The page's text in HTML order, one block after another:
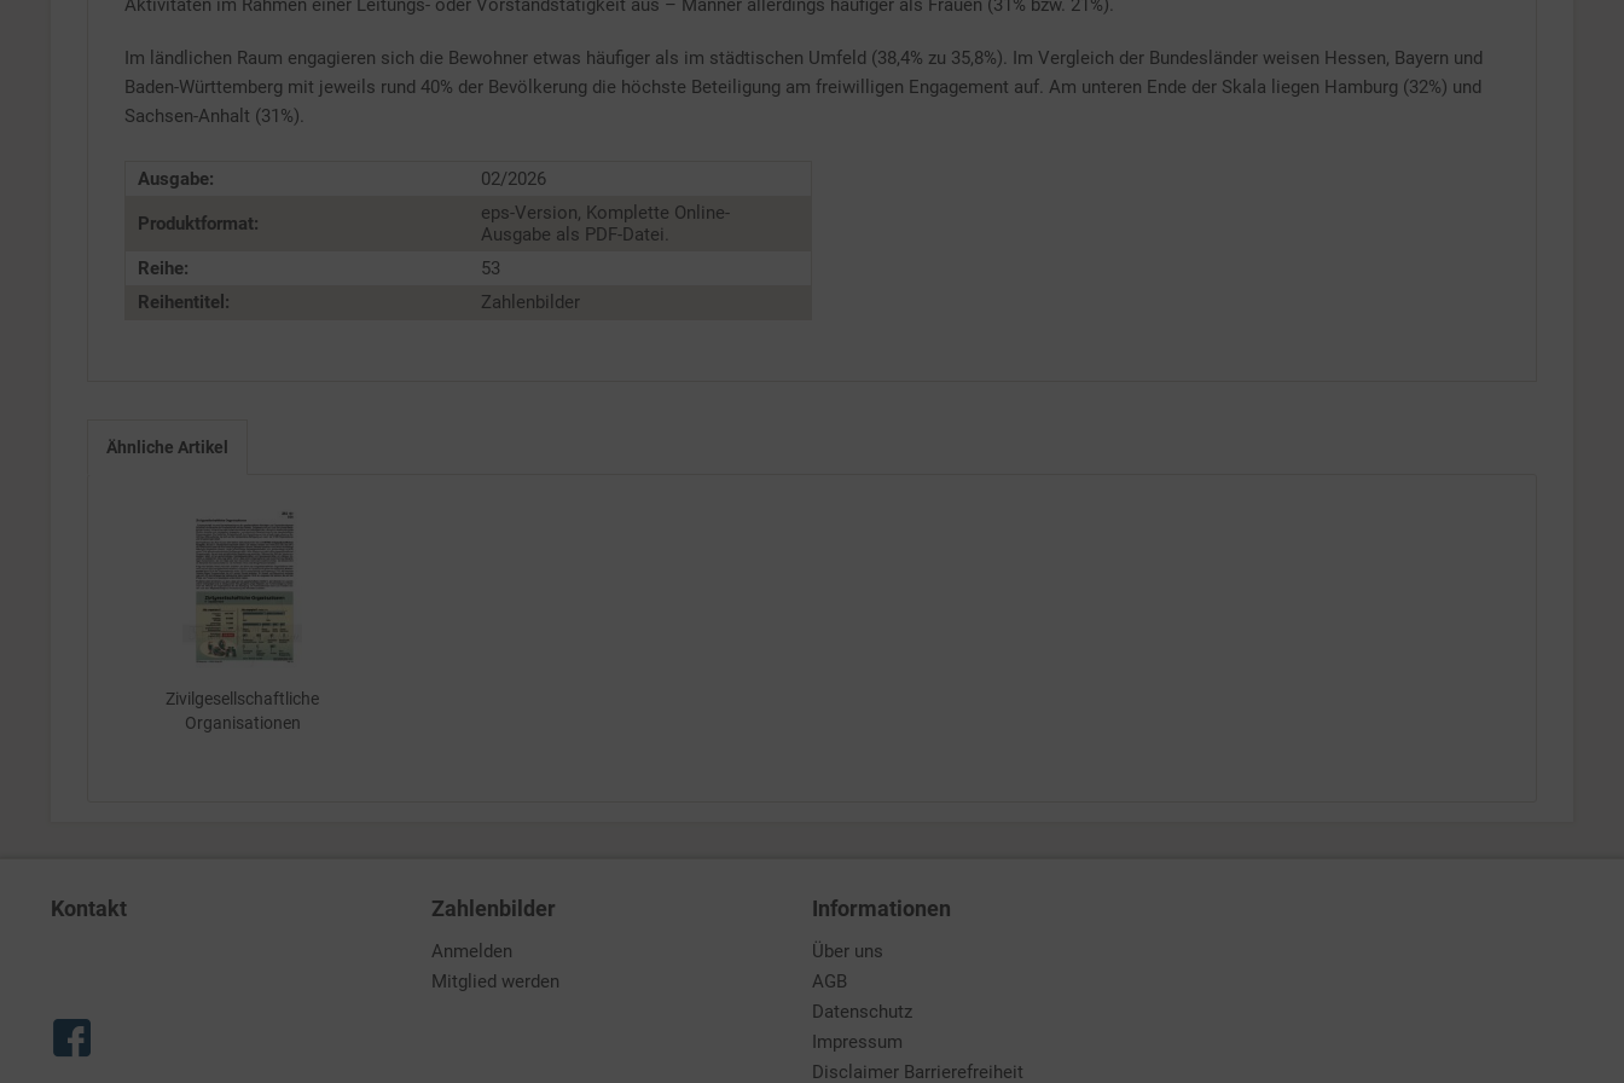
Aktivitäten im Rahmen einer Leitungs- oder Vorstandstätigkeit aus – Männer allerdings häufiger als Frauen (31% bzw. 21%).
Im ländlichen Raum engagieren sich die Bewohner etwas häufiger als im städtischen Umfeld (38,4% zu 35,8%). Im Vergleich der Bundesländer weisen Hessen, Bayern und
Baden-Württemberg mit jeweils rund 40% der Bevölkerung die höchste Beteiligung am freiwilligen Engagement auf. Am unteren Ende der Skala liegen Hamburg (32%) und
Sachsen-Anhalt (31%).
Ausgabe: 02/2026
Produktformat:
eps-Version, Komplette Online-
Ausgabe als PDF-Datei.
Reihe:
53
Reihentitel:
Zahlenbilder
Ähnliche Artikel
Zivilgesellschaftliche
Organisationen
Kontakt Zahlenbilder
Anmelden
Mitglied werden
Informationen
Über uns
AGB
Datenschutz
Impressum
Disclaimer Barrierefreiheit